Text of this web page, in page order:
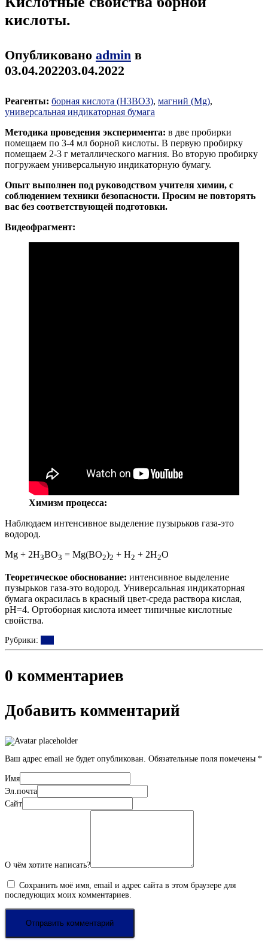
кислоты.
Опубликовано admin в
03.04.202203.04.2022
Реагенты: борная кислота (H3BO3), магний (Mg),
универсальная индикаторная бумага
Методика проведения эксперимента: в две пробирки
помещаем по 3-4 мл борной кислоты. В первую пробирку
помещаем 2-3 г металлического магния. Во вторую пробирку
погружаем универсальную индикаторную бумагу.
Опыт выполнен под руководством учителя химии, с
соблюдением техники безопасности. Просим не повторять
вас без соответствующей подготовки.
Видеофрагмент:
Химизм процесса:
Наблюдаем интенсивное выделение пузырьков газа-это
водород.
Mg + 2H3BO3 = Mg(BO2)2 + H2 + 2H2O
Теоретическое обоснование: интенсивное выделение
пузырьков газа-это водород. Универсальная индикаторная
бумага окрасилась в красный цвет-среда раствора кислая,
pH=4. Ортоборная кислота имеет типичные кислотные
свойства.
Рубрики:
0 комментариев
Добавить комментарий
Ваш адрес email не будет опубликован. Обязательные поля помечены *
Имя
Эл.почта
Сайт
О чём хотите написать?
Сохранить моё имя, email и адрес сайта в этом браузере для
последующих моих комментариев.